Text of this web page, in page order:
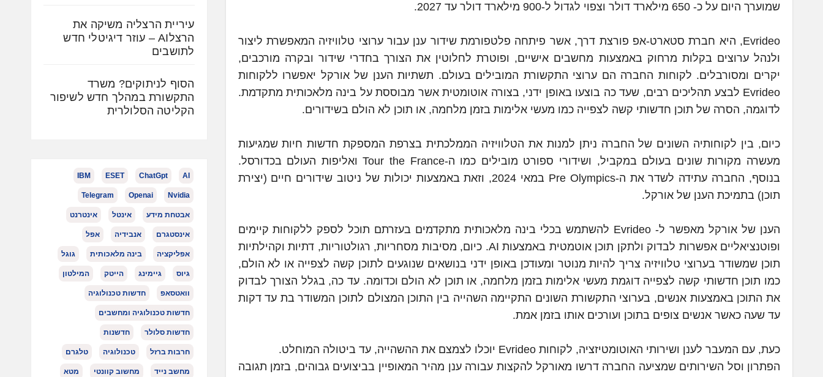
שמוערך היום על כ- 650 מילארד דולר וצפוי לגדול ל-900 מילארד דולר עד 2027.
Evrideo, היא חברת סטארט-אפ פורצת דרך, אשר פיתחה פלטפורמת שידור ענן עבור ערוצי טלוויזיה המאפשרת ליצור
ולנהל ערוצים בקלות מרחוק באמצעות מחשבים אישיים, ופוטרת לחלוטין את הצורך בחדרי שידור ובקרה מורכבים,
יקרים ומסורבלים. לקוחות החברה הם ערוצי התקשורת המובילים בעולם. תשתיות הענן של אורקל יאפשרו ללקוחות
Evrideo לבצע תהליכים רבים, שעד כה בוצעו באופן ידני, בצורה אוטומטית אשר מבוססת על בינה מלאכותית מתקדמת.
לדוגמה, הסרה של תוכן חדשותי קשה לצפייה כמו מעשי אלימות בזמן מלחמה, או תוכן לא הולם בשידורים.
כיום, בין לקוחותיה השונים של החברה ניתן למנות את הטלוויזיה הממלכתית בצרפת המספקת חדשות חיות שמגיעות
מעשרה מקורות שונים בעולם במקביל, ושידורי ספורט מובילים כמו ה-Tour the France ואליפות העולם בכדורסל.
בנוסף, החברה עתידה לשדר את ה-Pre Olympics במאי 2024, וזאת באמצעות יכולות של ניטוב שידורים חיים (יצירת
תוכן) בתמיכת הענן של אורקל.
הענן של אורקל מאפשר ל- Evrideo להשתמש בכלי בינה מלאכותית מתקדמים בעזרתם תוכל לספק ללקוחות קיימים
ופוטנציאליים אפשרות לבדוק ולתקן תוכן אוטמטית באמצעות AI. כיום, מסיבות מסחריות, רגולטוריות, דתיות וקהילתיות
תוכן שמשודר בערוצי טלוויזיה צריך להיות מנוטר ומעודכן באופן ידני בנושאים שנוגעים לתוכן קשה לצפייה או לא הולם,
כמו תוכן חדשותי קשה לצפייה דוגמת מעשי אלימות בזמן מלחמה, או תוכן לא הולם וכדומה. עד כה, בגלל הצורך לבדוק
את התוכן באמצעות אנשים, בערוצי התקשורת השונים התקיימה השהייה בין התוכן המצולם לתוכן המשודר בת עד דקות
עד שעה כאשר אנשים צופים בתוכן ועורכים אותו בזמן אמת.
כעת, עם המעבר לענן ושירותי האוטומטיזציה, לקוחות Evrideo יוכלו לצמצם את ההשהייה, עד ביטולה המוחלט.
הפתרון וסל השירותים שמציעה החברה דרשו מאורקל להקצות עבורה ענן מהיר המאופיין בביצועים גבוהים, בזמן תגובה
עיריית הרצליה משיקה את
הרצלAI – עוזר דיגיטלי חדש
לתושבים
הסוף לניתוקים? משרד
התקשורת במהלך חדש לשיפור
הקליטה הסלולרית
AI
ChatGpt
ESET
IBM
Nvidia
Openai
Telegram
אבטחת מידע אינטל אינטרנט
אינסטגרם אנבידיה אפל
אפליקציה בינה מלאכותית גוגל
גיוס גיימינג הייטק המילטון
וואטסאפ חדשות טכנולוגיה
חדשות טכנולוגיה ומחשבים
חדשות סלולר חדשנות
חרבות ברזל טכנולוגיה טלגרם
מחשב נייד מחשוב קוונטי מטא